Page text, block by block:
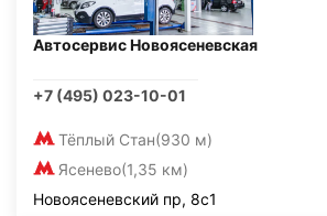
Автосервис Новоясеневская
+7 (495) 023-10-01
Тёплый Стан(930 м)
Ясенево(1,35 км)
Новоясеневский пр, 8с1